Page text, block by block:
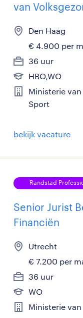
van
Den Haag
€ 4.900 per
36 uur
HBO,WO
Ministerie
Sport
bekijk vacature
Randstad
Senior Jurist
Financiën
Utrecht
€ 7.200 per
36 uur
WO
Ministerie